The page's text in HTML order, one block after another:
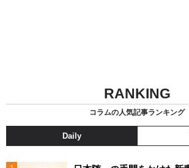
RANKING
コラムの人気記事ランキング
Daily